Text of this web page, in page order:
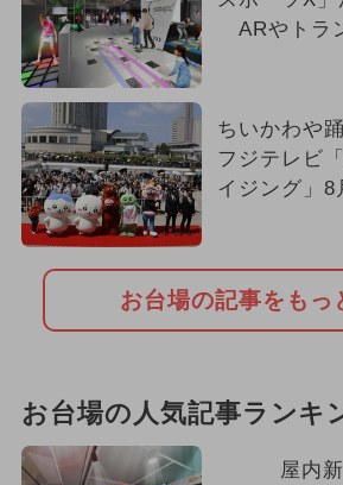
ARやトラ
ちいかわや
フジテレビ
イジング」8
お台場の記事をもっ
お台場の人気記事ランキ
屋内